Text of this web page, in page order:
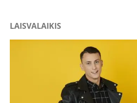
LAISVALAIKIS